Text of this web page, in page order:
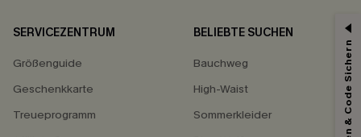
SERVICEZENTRUM
Größenguide
Geschenkkarte
Treueprogramm
BELIEBTE SUCHEN
Bauchweg
High-Waist
Sommerkleider